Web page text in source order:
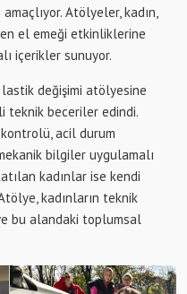
Atölyeler, kadın,
el emeği etkinliklerine
içerikler sunuyor.
lastik değişimi atölyesine
teknik beceriler edindi.
acil durum
bilgiler uygulamalı
kadınlar ise kendi
kadınların teknik
bu alandaki toplumsal